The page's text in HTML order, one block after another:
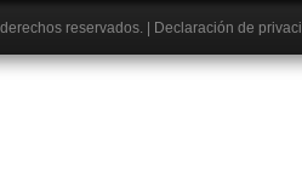
reservados. Declaración de